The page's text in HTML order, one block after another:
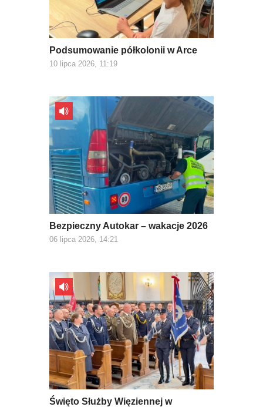
Podsumowanie półkolonii w Arce
10 lipca 2026, 11:19
Bezpieczny Autokar – wakacje 2026
06 lipca 2026, 14:21
Święto Służby Więziennej w